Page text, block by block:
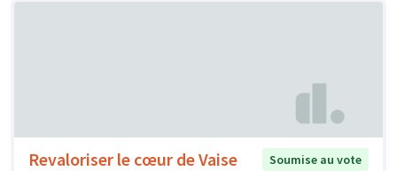
Revaloriser le cœur de Vaise
Soumise au vote